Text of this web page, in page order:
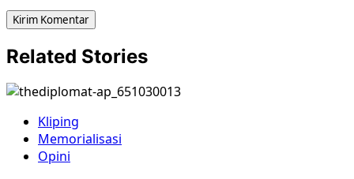
Related Stories
Kliping
Memorialisasi
Opini